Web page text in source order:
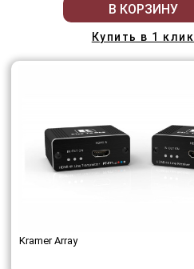
В КОРЗИНУ
Купить в 1 клик
Kramer Array